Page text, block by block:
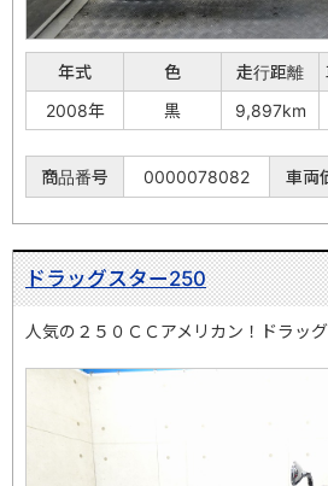
年式 色 走行距離
2008年
黒 9,897km
商品番号 0000078082 車両
ドラッグスター250
人気の２５０ＣＣアメリカン！ドラッ